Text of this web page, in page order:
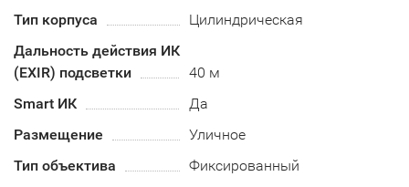
Тип корпуса
Цилиндрическая
Дальность действия ИК
(EXIR) подсветки
40 м
Smart ИК
Да
Размещение
Уличное
Тип объектива
Фиксированный